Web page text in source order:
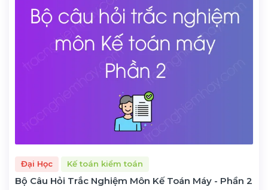
Đại Học Kế toán kiểm toán
Bộ Câu Hỏi Trắc Nghiệm Môn Kế Toán Máy - Phần 2